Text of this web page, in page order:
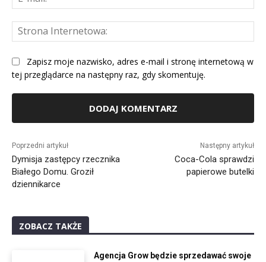
Zapisz moje nazwisko, adres e-mail i stronę internetową w
tej przeglądarce na następny raz, gdy skomentuję.
Poprzedni artykuł
Dymisja zastępcy rzecznika
Białego Domu. Groził
dziennikarce
Następny artykuł
Coca-Cola sprawdzi
papierowe butelki
ZOBACZ TAKŻE
Agencja Grow będzie sprzedawać swoje